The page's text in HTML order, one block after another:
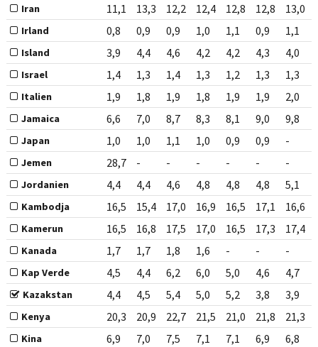
Iran 11,1 13,3 12,2 12,4 12,8 12,8 13,0
Irland 0,8 0,9 0,9 1,0 1,1 0,9 1,1
Island 3,9 4,4 4,6 4,2 4,2 4,3 4,0
Israel 1,4 1,3 1,4 1,3 1,2 1,3 1,3
Italien 1,9 1,8 1,9 1,8 1,9 1,9 2,0
Jamaica 6,6 7,0 8,7 8,3 8,1 9,0 9,8
Japan 1,0 1,0 1,1 1,0 0,9 0,9 -
Jemen 28,7 - - - - - -
Jordanien 4,4 4,4 4,6 4,8 4,8 4,8 5,1
Kambodja 16,5 15,4 17,0 16,9 16,5 17,1 16,6
Kamerun 16,5 16,8 17,5 17,0 16,5 17,3 17,4
Kanada 1,7 1,7 1,8 1,6 - - -
Kap Verde 4,5 4,4 6,2 6,0 5,0 4,6 4,7
Kazakstan 4,4 4,5 5,4 5,0 5,2 3,8 3,9
Kenya 20,3 20,9 22,7 21,5 21,0 21,8 21,3
Kina 6,9 7,0 7,5 7,1 7,1 6,9 6,8